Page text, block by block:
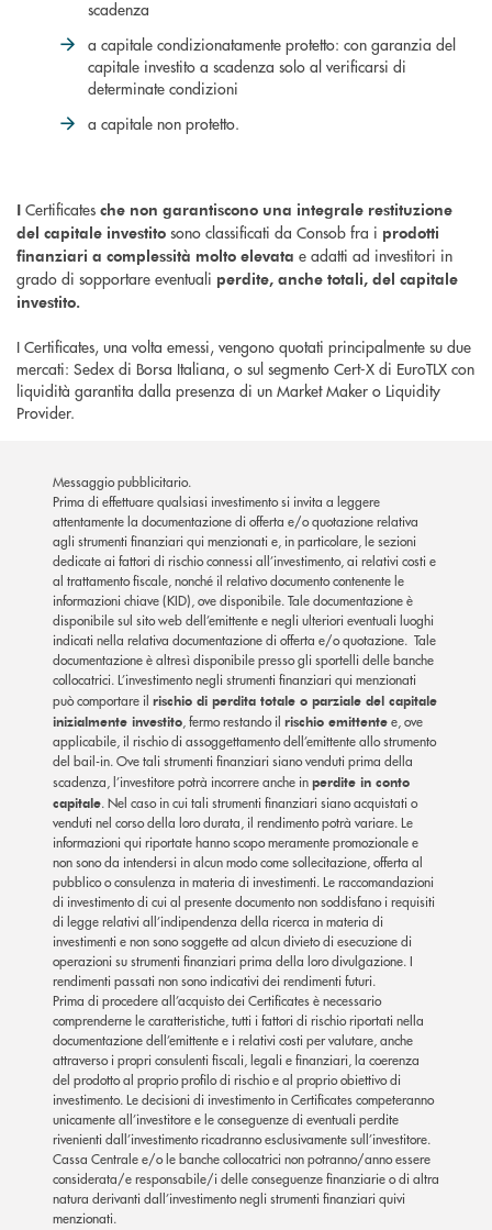
scadenza
a capitale condizionatamente protetto: con garanzia del
capitale investito a scadenza solo al verificarsi di
determinate condizioni
a capitale non protetto.
I Certificates che non garantiscono una integrale restituzione
del capitale investito sono classificati da Consob fra i prodotti
finanziari a complessità molto elevata e adatti ad investitori in
grado di sopportare eventuali perdite, anche totali, del capitale
investito.
I Certificates, una volta emessi, vengono quotati principalmente su due
mercati: Sedex di Borsa Italiana, o sul segmento Cert-X di EuroTLX con
liquidità garantita dalla presenza di un Market Maker o Liquidity
Provider.
Messaggio pubblicitario.
Prima di effettuare qualsiasi investimento si invita a leggere
attentamente la documentazione di offerta e/o quotazione relativa
agli strumenti finanziari qui menzionati e, in particolare, le sezioni
dedicate ai fattori di rischio connessi all’investimento, ai relativi costi e
al trattamento fiscale, nonché il relativo documento contenente le
informazioni chiave (KID), ove disponibile. Tale documentazione è
disponibile sul sito web dell’emittente e negli ulteriori eventuali luoghi
indicati nella relativa documentazione di offerta e/o quotazione. Tale
documentazione è altresì disponibile presso gli sportelli delle banche
collocatrici. L’investimento negli strumenti finanziari qui menzionati
può comportare il rischio di perdita totale o parziale del capitale
inizialmente investito, fermo restando il rischio emittentee, ove
applicabile, il rischio di assoggettamento dell’emittente allo strumento
del bail-in. Ove tali strumenti finanziari siano venduti prima della
scadenza, l’investitore potrà incorrere anche inperdite in conto
capitale. Nel caso in cui tali strumenti finanziari siano acquistati o
venduti nel corso della loro durata, il rendimento potrà variare. Le
informazioni qui riportate hanno scopo meramente promozionale e
non sono da intendersi in alcun modo come sollecitazione, offerta al
pubblico o consulenza in materia di investimenti. Le raccomandazioni
di investimento di cui al presente documento non soddisfano i requisiti
di legge relativi all’indipendenza della ricerca in materia di
investimenti e non sono soggette ad alcun divieto di esecuzione di
operazioni su strumenti finanziari prima della loro divulgazione. I
rendimenti passati non sono indicativi dei rendimenti futuri.
Prima di procedere all’acquisto dei Certificates è necessario
comprenderne le caratteristiche, tutti i fattori di rischio riportati nella
documentazione dell’emittente e i relativi costi per valutare, anche
attraverso i propri consulenti fiscali, legali e finanziari, la coerenza
del prodotto al proprio profilo di rischio e al proprio obiettivo di
investimento. Le decisioni di investimento in Certificates competeranno
unicamente all’investitore e le conseguenze di eventuali perdite
rivenienti dall’investimento ricadranno esclusivamente sull’investitore.
Cassa Centrale e/o le banche collocatrici non potranno/anno essere
considerata/e responsabile/i delle conseguenze finanziarie o di altra
natura derivanti dall’investimento negli strumenti finanziari quivi
menzionati.